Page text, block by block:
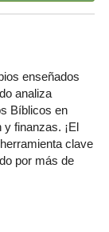
enseñados
analiza
Bíblicos en
finanzas. ¡El
clave
por más de